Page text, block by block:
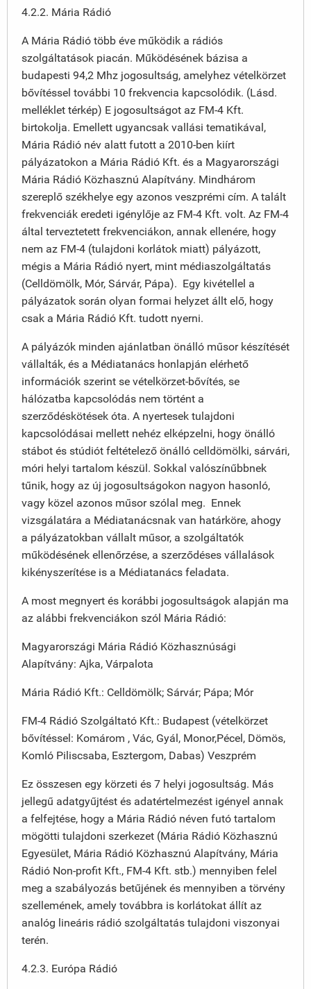
4.2.2. Mária Rádió
A Mária Rádió több éve működik a rádiós
szolgáltatások piacán. Működésének bázisa a
budapesti 94,2 Mhz jogosultság, amelyhez vételkörzet
bővítéssel további 10 frekvencia kapcsolódik. (Lásd.
melléklet térkép) E jogosultságot az FM-4 Kft.
birtokolja. Emellett ugyancsak vallási tematikával,
Mária Rádió név alatt futott a 2010-ben kiírt
pályázatokon a Mária Rádió Kft. és a Magyarországi
Mária Rádió Közhasznú Alapítvány. Mindhárom
szereplő székhelye egy azonos veszprémi cím. A talált
frekvenciák eredeti igénylője az FM-4 Kft. volt. Az FM-4
által terveztetett frekvenciákon, annak ellenére, hogy
nem az FM-4 (tulajdoni korlátok miatt) pályázott,
mégis a Mária Rádió nyert, mint médiaszolgáltatás
(Celldömölk, Mór, Sárvár, Pápa). Egy kivétellel a
pályázatok során olyan formai helyzet állt elő, hogy
csak a Mária Rádió Kft. tudott nyerni.
A pályázók minden ajánlatban önálló műsor készítését
vállalták, és a Médiatanács honlapján elérhető
információk szerint se vételkörzet-bővítés, se
hálózatba kapcsolódás nem történt a
szerződéskötések óta. A nyertesek tulajdoni
kapcsolódásai mellett nehéz elképzelni, hogy önálló
stábot és stúdiót feltételező önálló celldömölki, sárvári,
móri helyi tartalom készül. Sokkal valószínűbbnek
tűnik, hogy az új jogosultságokon nagyon hasonló,
vagy közel azonos műsor szólal meg. Ennek
vizsgálatára a Médiatanácsnak van határköre, ahogy
a pályázatokban vállalt műsor, a szolgáltatók
működésének ellenőrzése, a szerződéses vállalások
kikényszerítése is a Médiatanács feladata.
A most megnyert és korábbi jogosultságok alapján ma
az alábbi frekvenciákon szól Mária Rádió:
Magyarországi Mária Rádió Közhasznúsági
Alapítvány: Ajka, Várpalota
Mária Rádió Kft.: Celldömölk; Sárvár; Pápa; Mór
FM-4 Rádió Szolgáltató Kft.: Budapest (vételkörzet
bővítéssel: Komárom , Vác, Gyál, Monor,Pécel, Dömös,
Komló Piliscsaba, Esztergom, Dabas) Veszprém
Ez összesen egy körzeti és 7 helyi jogosultság. Más
jellegű adatgyűjtést és adatértelmezést igényel annak
a felfejtése, hogy a Mária Rádió néven futó tartalom
mögötti tulajdoni szerkezet (Mária Rádió Közhasznú
Egyesület, Mária Rádió Közhasznú Alapítvány, Mária
Rádió Non-profit Kft., FM-4 Kft. stb.) mennyiben felel
meg a szabályozás betűjének és mennyiben a törvény
szellemének, amely továbbra is korlátokat állít az
analóg lineáris rádió szolgáltatás tulajdoni viszonyai
terén.
4.2.3. Európa Rádió